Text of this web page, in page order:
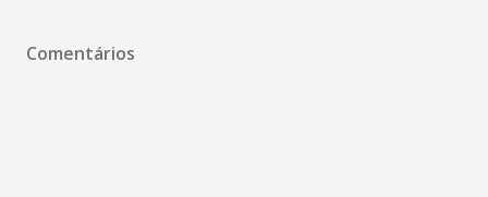
Comentários